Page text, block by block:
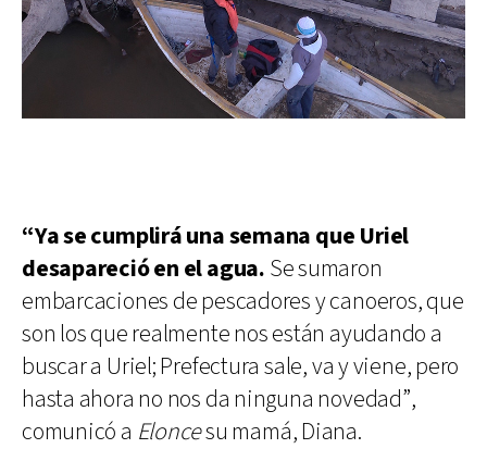
“Ya se cumplirá una semana que Uriel
desapareció en el agua. Se sumaron
embarcaciones de pescadores y canoeros, que
son los que realmente nos están ayudando a
buscar a Uriel; Prefectura sale, va y viene, pero
hasta ahora no nos da ninguna novedad”,
comunicó a Eloncesu mamá, Diana.